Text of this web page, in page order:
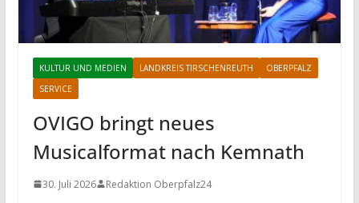
KULTUR UND MEDIEN LANDKREIS TIRSCHENREUTH
OBERPFALZ
SERVICE
OVIGO bringt neues
Musicalformat nach Kemnath
30. Juli 2026 Redaktion Oberpfalz24